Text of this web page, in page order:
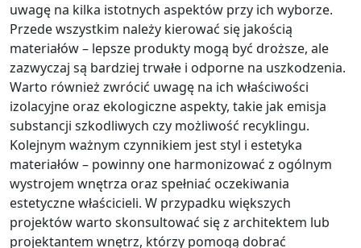
uwagę na kilka istotnych aspektów przy ich wyborze.
Przede wszystkim należy kierować się jakością
materiałów – lepsze produkty mogą być droższe, ale
zazwyczaj są bardziej trwałe i odporne na uszkodzenia.
Warto również zwrócić uwagę na ich właściwości
izolacyjne oraz ekologiczne aspekty, takie jak emisja
substancji szkodliwych czy możliwość recyklingu.
Kolejnym ważnym czynnikiem jest styl i estetyka
materiałów – powinny one harmonizować z ogólnym
wystrojem wnętrza oraz spełniać oczekiwania
estetyczne właścicieli. W przypadku większych
projektów warto skonsultować się z architektem lub
projektantem wnętrz, którzy pomogą dobrać